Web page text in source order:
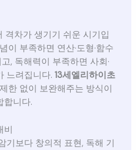
격차가 생기기 쉬운 시기입
이 부족하면 연산·도형·함수
, 독해력이 부족하면 사회·
느려집니다. 13세엘리하이초
한 없이 보완해주는 방식이
합니다.
비
기보다 창의적 표현, 독해 기